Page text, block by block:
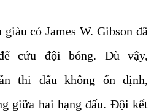
có James W. Gibson đã
cứu đội bóng. Dù vậy,
thi đấu không ổn định,
giữa hai hạng đấu. Đội kết